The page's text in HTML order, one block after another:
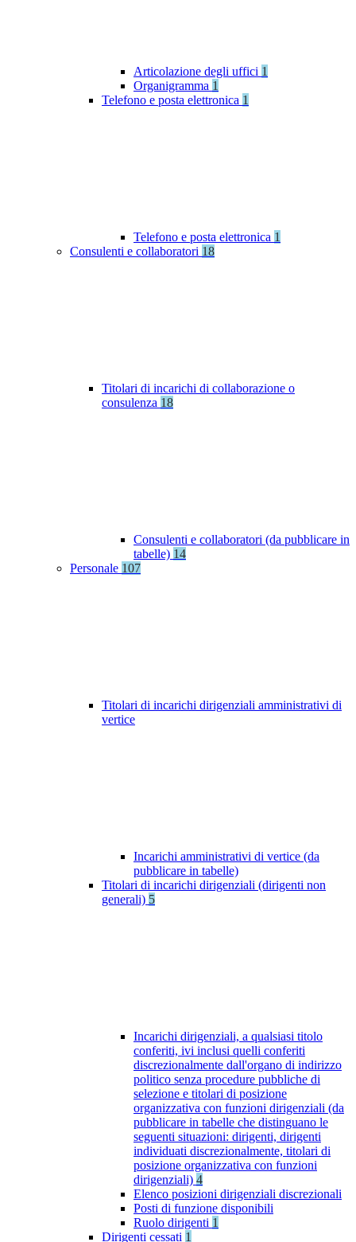
Articolazione degli uffici 1
Organigramma 1
Telefono e posta elettronica 1
Telefono e posta elettronica 1
Consulenti e collaboratori 18
Titolari di incarichi di collaborazione o
consulenza 18
Consulenti e collaboratori (da pubblicare in
tabelle) 14
Personale 107
Titolari di incarichi dirigenziali amministrativi di
vertice
Incarichi amministrativi di vertice (da
pubblicare in tabelle)
Titolari di incarichi dirigenziali (dirigenti non
generali) 5
Incarichi dirigenziali, a qualsiasi titolo
conferiti, ivi inclusi quelli conferiti
discrezionalmente dall'organo di indirizzo
politico senza procedure pubbliche di
selezione e titolari di posizione
organizzativa con funzioni dirigenziali (da
pubblicare in tabelle che distinguano le
seguenti situazioni: dirigenti, dirigenti
individuati discrezionalmente, titolari di
posizione organizzativa con funzioni
dirigenziali) 4
Elenco posizioni dirigenziali discrezionali
Posti di funzione disponibili
Ruolo dirigenti 1
Dirigenti cessati 1